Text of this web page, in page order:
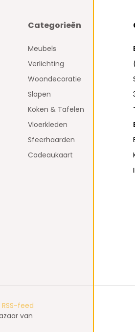
Categorieën
Meubels
Verlichting
Woondecoratie
Slapen
Koken & Tafelen
Vloerkleden
Sfeerhaarden
Cadeaukaart
RSS-feed
van